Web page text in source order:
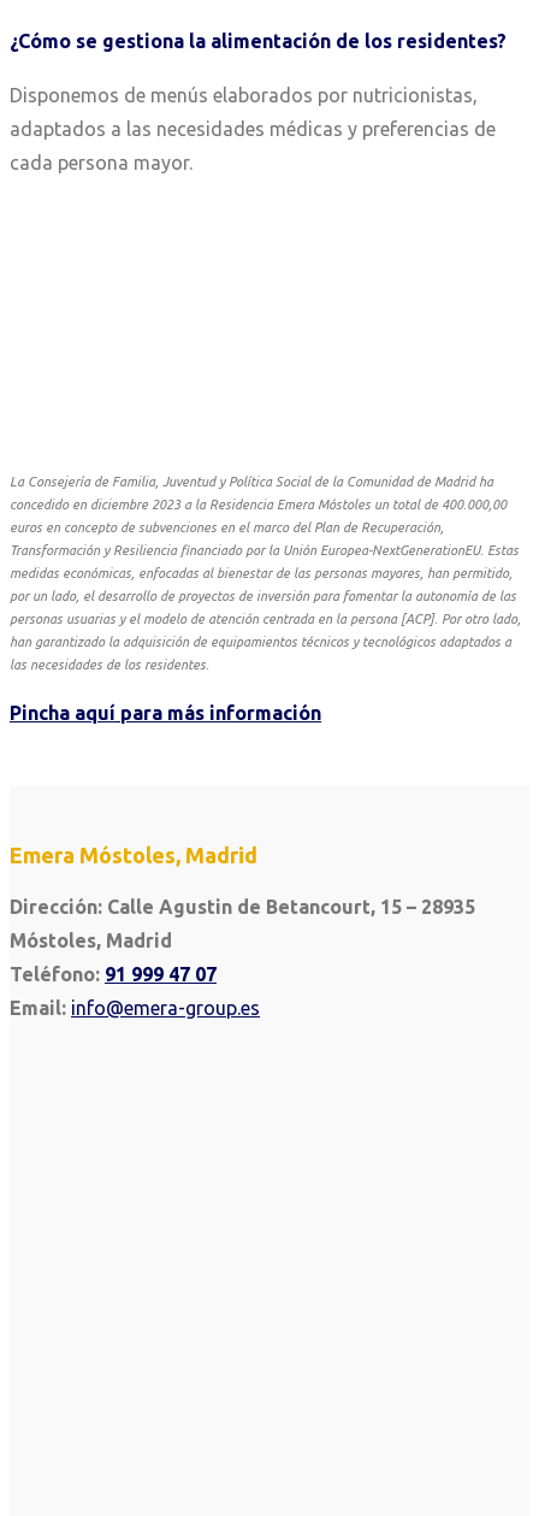
¿Cómo se gestiona la alimentación de los residentes?
Disponemos de menús elaborados por nutricionistas,
adaptados a las necesidades médicas y preferencias de
cada persona mayor.
La Consejería de Familia, Juventud y Política Social de la Comunidad de Madrid ha
concedido en diciembre 2023 a la Residencia Emera Móstoles un total de 400.000,00
euros en concepto de subvenciones en el marco del Plan de Recuperación,
Transformación y Resiliencia financiado por la Unión Europea-NextGenerationEU. Estas
medidas económicas, enfocadas al bienestar de las personas mayores, han permitido,
por un lado, el desarrollo de proyectos de inversión para fomentar la autonomía de las
personas usuarias y el modelo de atención centrada en la persona [ACP]. Por otro lado,
han garantizado la adquisición de equipamientos técnicos y tecnológicos adaptados a
las necesidades de los residentes.
Pincha aquí para más información
Emera Móstoles, Madrid
Dirección: Calle Agustin de Betancourt, 15 – 28935
Móstoles, Madrid
Teléfono: 91 999 47 07
Email: info@emera-group.es